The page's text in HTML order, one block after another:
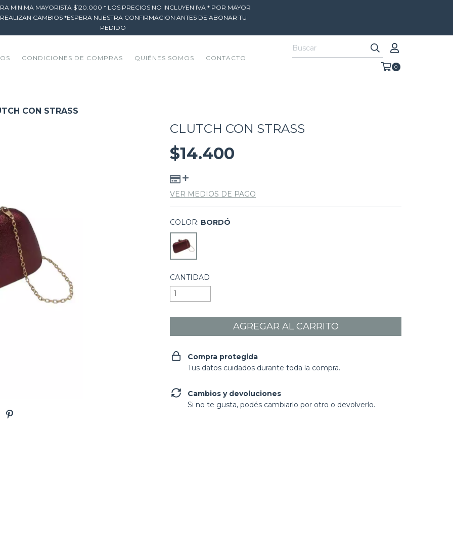
MINIMA MAYORISTA $120.000 * LOS PRECIOS NO INCLUYEN IVA * POR MAYOR
CAMBIOS *ESPERA NUESTRA CONFIRMACION ANTES DE ABONAR TU
PEDIDO
CONDICIONES DE COMPRAS QUIÉNES SOMOS CONTACTO
0
CON STRASS
CLUTCH CON STRASS
$14.400
VER MEDIOS DE PAGO
COLOR: BORDÓ
CANTIDAD
Compra protegida
Tus datos cuidados durante toda la compra.
Cambios y devoluciones
Si no te gusta, podés cambiarlo por otro o devolverlo.